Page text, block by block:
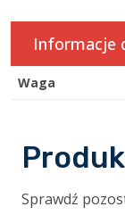
Informacje
Waga
Sprawdź